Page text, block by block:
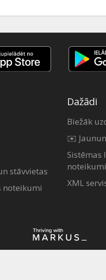
stāvvietas
noteikumi
Dažādi
Biežāk
✉️
Sistēmas
noteikumi
XML